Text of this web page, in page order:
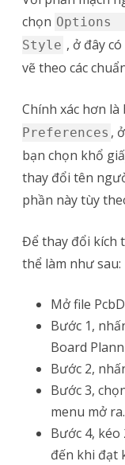
chọn Options
Style , ở đây
vẽ theo các
Chính xác hơn là
Preferences ,
bạn chọn khổ
thay đổi tên
phần này tùy
Để thay đổi kích
thể làm như sau:
Mở file
Bước 1,
Board
Bước 2,
Bước 3,
menu mở ra.
Bước 4, kéo
đến khi đạt